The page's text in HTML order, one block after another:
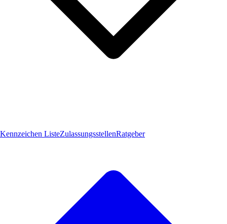
Kennzeichen ListeZulassungsstellenRatgeber